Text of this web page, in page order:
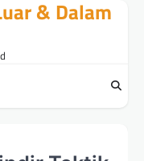
& Dalam